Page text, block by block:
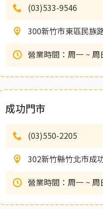
(03)533-9546
300新竹市東區民族
營業時間：周一 ~
成功門市
(03)550-2205
302新竹縣竹北市成
營業時間：周一 ~